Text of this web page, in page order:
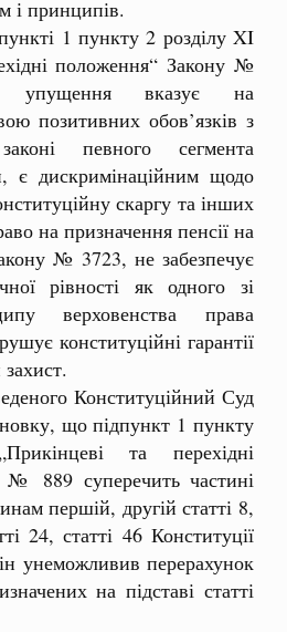
і принципів.
1 пункту 2 розділу XI
положення“ Закону №
упущення вказує на
позитивних обов’язків з
певного сегмента
є дискримінаційним щодо
скаргу та інших
на призначення пенсії на
№ 3723, не забезпечує
рівності як одного зі
верховенства права
конституційні гарантії
Конституційний Суд
що підпункт 1 пункту
та перехідні
№ 889 суперечить частині
першій, другій статті 8,
24, статті 46 Конституції
унеможливив перерахунок
на підставі статті